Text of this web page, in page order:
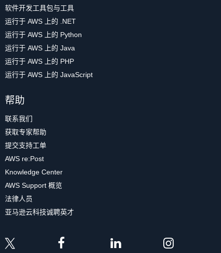
软件开发工具包与工具
运行于 AWS 上的 .NET
运行于 AWS 上的 Python
运行于 AWS 上的 Java
运行于 AWS 上的 PHP
运行于 AWS 上的 JavaScript
帮助
联系我们
获取专家帮助
提交支持工单
AWS re:Post
Knowledge Center
AWS Support 概览
法律人员
亚马逊云科技诚聘英才